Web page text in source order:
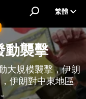
繁體
動襲擊
大規模襲擊，伊朗
伊朗對中東地區